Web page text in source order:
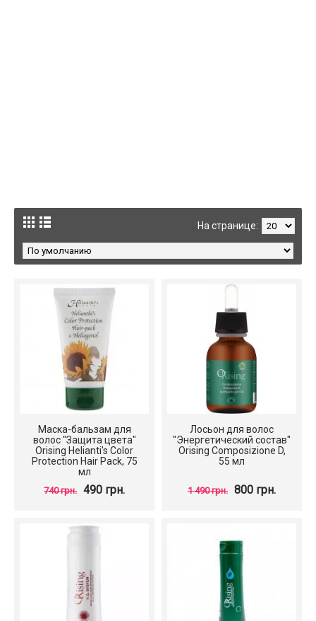
На странице:
Маска-бальзам для
волос "Защита цвета"
Orising Helianti's Color
Protection Hair Pack, 75
мл
740 грн. 490 грн.
Лосьон для волос
"Энергетический состав"
Orising Composizione D,
55 мл
1 490 грн. 800 грн.